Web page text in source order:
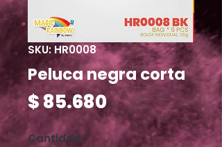
SKU: HR0008
Peluca negra corta
$ 85.680Precio
Cantidad *